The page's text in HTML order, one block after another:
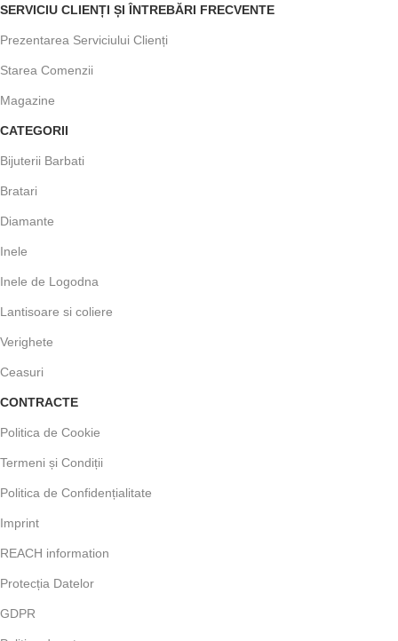
SERVICIU CLIENȚI ȘI ÎNTREBĂRI FRECVENTE
Prezentarea Serviciului Clienți
Starea Comenzii
Magazine
CATEGORII
Bijuterii Barbati
Bratari
Diamante
Inele
Inele de Logodna
Lantisoare si coliere
Verighete
Ceasuri
CONTRACTE
Politica de Cookie
Termeni și Condiții
Politica de Confidențialitate
Imprint
REACH information
Protecția Datelor
GDPR